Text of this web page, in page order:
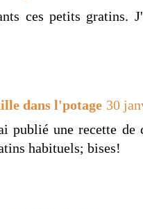
ces petits
dans l'potage 30
publié une recette
habituels; bises!